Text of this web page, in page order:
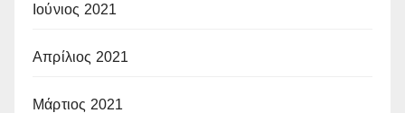
Ιούνιος 2021
Απρίλιος 2021
Μάρτιος 2021